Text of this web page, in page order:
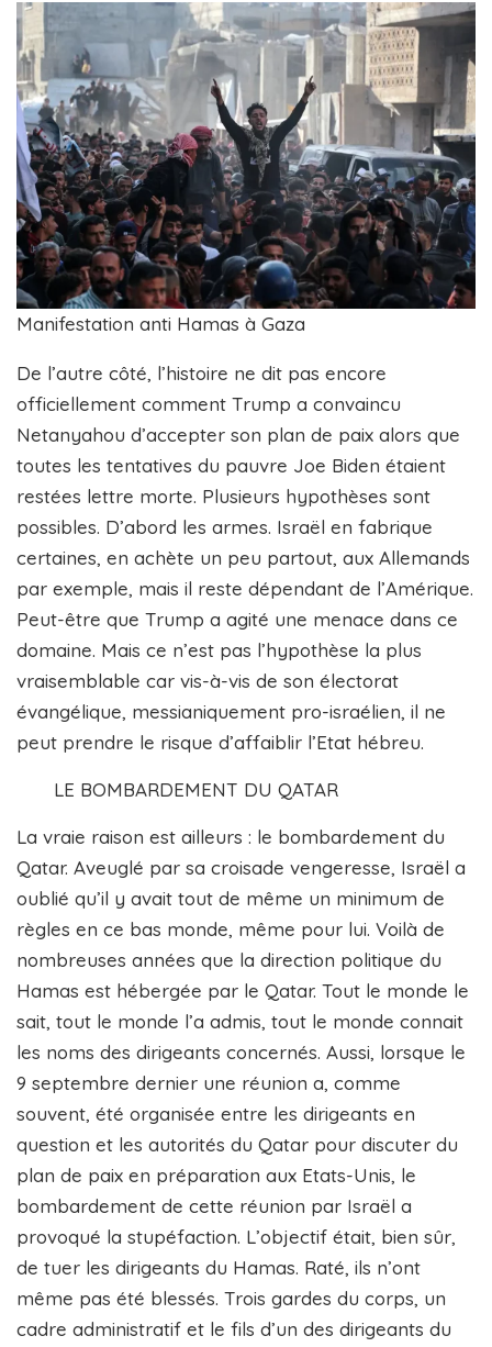
Manifestation anti Hamas à Gaza
De l’autre côté, l’histoire ne dit pas encore
officiellement comment Trump a convaincu
Netanyahou d’accepter son plan de paix alors que
toutes les tentatives du pauvre Joe Biden étaient
restées lettre morte. Plusieurs hypothèses sont
possibles. D’abord les armes. Israël en fabrique
certaines, en achète un peu partout, aux Allemands
par exemple, mais il reste dépendant de l’Amérique.
Peut-être que Trump a agité une menace dans ce
domaine. Mais ce n’est pas l’hypothèse la plus
vraisemblable car vis-à-vis de son électorat
évangélique, messianiquement pro-israélien, il ne
peut prendre le risque d’affaiblir l’Etat hébreu.
LE BOMBARDEMENT DU QATAR
La vraie raison est ailleurs : le bombardement du
Qatar. Aveuglé par sa croisade vengeresse, Israël a
oublié qu’il y avait tout de même un minimum de
règles en ce bas monde, même pour lui. Voilà de
nombreuses années que la direction politique du
Hamas est hébergée par le Qatar. Tout le monde le
sait, tout le monde l’a admis, tout le monde connait
les noms des dirigeants concernés. Aussi, lorsque le
9 septembre dernier une réunion a, comme
souvent, été organisée entre les dirigeants en
question et les autorités du Qatar pour discuter du
plan de paix en préparation aux Etats-Unis, le
bombardement de cette réunion par Israël a
provoqué la stupéfaction. L’objectif était, bien sûr,
de tuer les dirigeants du Hamas. Raté, ils n’ont
même pas été blessés. Trois gardes du corps, un
cadre administratif et le fils d’un des dirigeants du